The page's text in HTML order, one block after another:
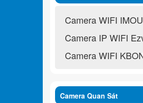
Không Dây
Camera WIFI IMOU
Camera IP WIFI
Camera WIFI
Camera Quan Sát